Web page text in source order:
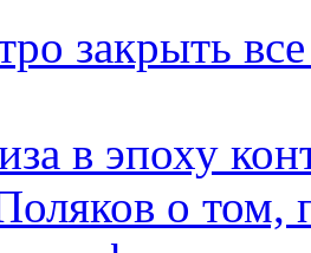
закрыть
в эпоху
о том,